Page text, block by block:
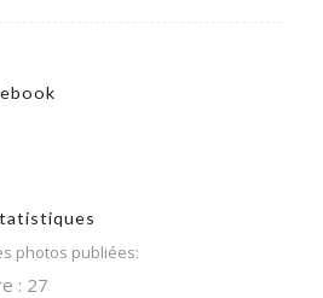
photos publiées:
: 27